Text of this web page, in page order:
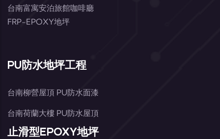
台南富寓安泊旅館咖啡廳
FRP-EPOXY地坪
PU防水地坪工程
台南柳營屋頂 PU防水面漆
台南荷蘭大樓 PU防水屋頂
止滑型EPOXY地坪